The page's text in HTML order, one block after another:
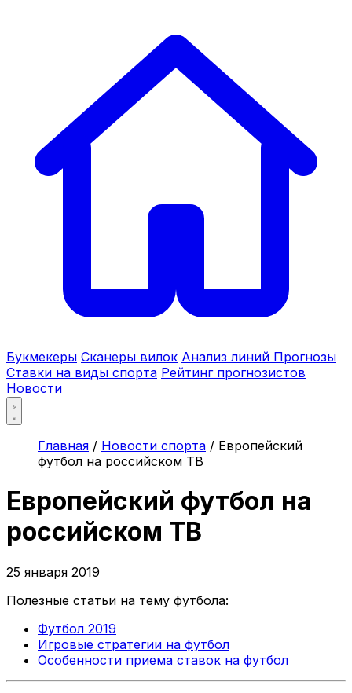
Букмекеры Сканеры вилок Анализ линий Прогнозы
Ставки на виды спорта Рейтинг прогнозистов
Новости
Главная / Новости спорта / Европейский
футбол на российском ТВ
Европейский футбол на
российском ТВ
25 января 2019
Полезные статьи на тему футбола:
Футбол 2019
Игровые стратегии на футбол
Особенности приема ставок на футбол